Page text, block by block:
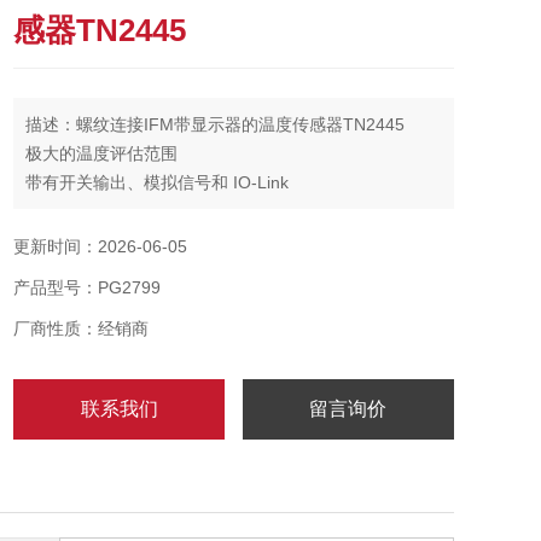
感器TN2445
描述：螺纹连接IFM带显示器的温度传感器TN2445
极大的温度评估范围
带有开关输出、模拟信号和 IO-Link
红/绿显示，用于明确标识可接受的范围
更新时间：2026-06-05
产品型号：PG2799
厂商性质：经销商
联系我们 留言询价